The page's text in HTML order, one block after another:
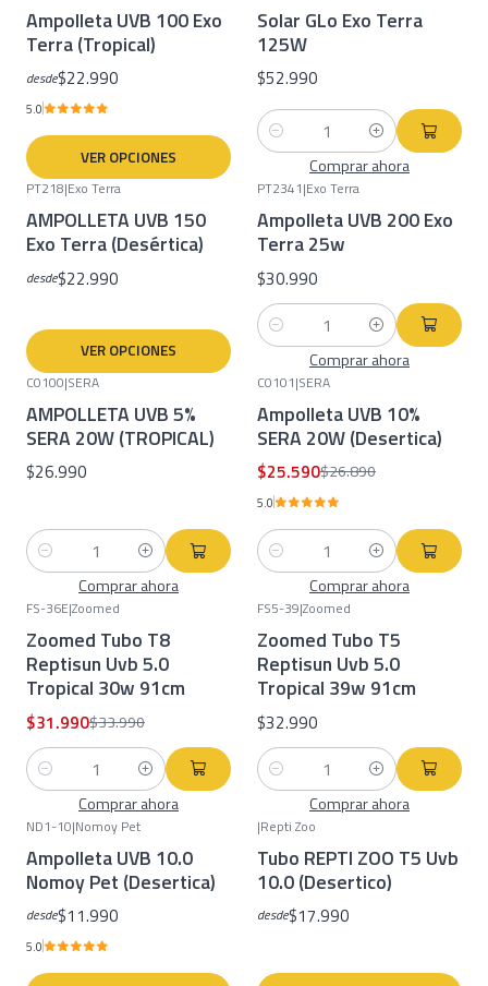
Ampolleta UVB 100 Exo
Terra (Tropical)
desde$22.990
5.0
VER OPCIONES
Solar GLo Exo Terra
125W
$52.990
Cantidad
Comprar ahora
PT218|Exo Terra
AMPOLLETA UVB 150
Exo Terra (Desértica)
desde$22.990
VER OPCIONES
PT2341|Exo Terra
Ampolleta UVB 200 Exo
Terra 25w
$30.990
Cantidad
Comprar ahora
C0100|SERA
AMPOLLETA UVB 5%
SERA 20W (TROPICAL)
$26.990
Cantidad
Comprar ahora
C0101|SERA
Ampolleta UVB 10%
SERA 20W (Desertica)
$25.590$26.890
5.0
Cantidad
Comprar ahora
FS-36E|Zoomed
Zoomed Tubo T8
Reptisun Uvb 5.0
Tropical 30w 91cm
$31.990$33.990
Cantidad
Comprar ahora
FS5-39|Zoomed
Zoomed Tubo T5
Reptisun Uvb 5.0
Tropical 39w 91cm
$32.990
Cantidad
Comprar ahora
ND1-10|Nomoy Pet
Ampolleta UVB 10.0
Nomoy Pet (Desertica)
desde$11.990
5.0
|Repti Zoo
Tubo REPTI ZOO T5 Uvb
10.0 (Desertico)
desde$17.990